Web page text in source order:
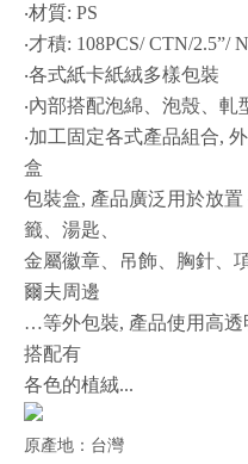
‧材質: PS
‧才積: 108PCS/ CTN/2.5”/
‧各式紙卡紙絨多樣包裝
‧內部搭配泡綿、泡殼、軋
‧加工固定各式產品組合,
盒
包裝盒, 產品廣泛用於放
籤、湯匙、
金屬徽章、吊飾、胸針、
爾夫周邊
…等外包裝, 產品使用高透
搭配有
各色的植絨...
原產地：台灣